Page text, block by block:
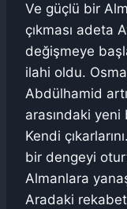
Ve güçlü bir
çıkması adeta
değişmeye
ilahi oldu.
Abdülhamid
arasındaki yeni
Kendi
bir dengeyi
Almanlara
Aradaki